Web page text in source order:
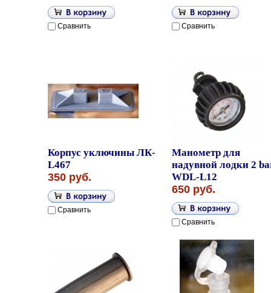
Сравнить Сравнить
Корпус уключины ЛК-
L467
350 руб.
Сравнить
Манометр для
надувной лодки 2
WDL-L12
650 руб.
Сравнить